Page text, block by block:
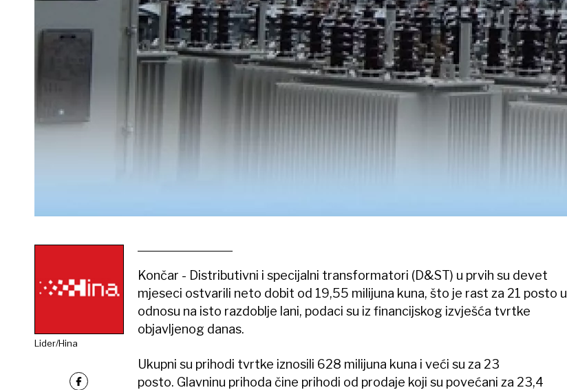
Lider/Hina
Končar - Distributivni i specijalni transformatori (D&ST) u prvih su devet
mjeseci ostvarili neto dobit od 19,55 milijuna kuna, što je rast za 21 posto u
odnosu na isto razdoblje lani, podaci su iz financijskog izvješća tvrtke
objavljenog danas.
Ukupni su prihodi tvrtke iznosili 628 milijuna kuna i veći su za 23
posto. Glavninu prihoda čine prihodi od prodaje koji su povećani za 23,4